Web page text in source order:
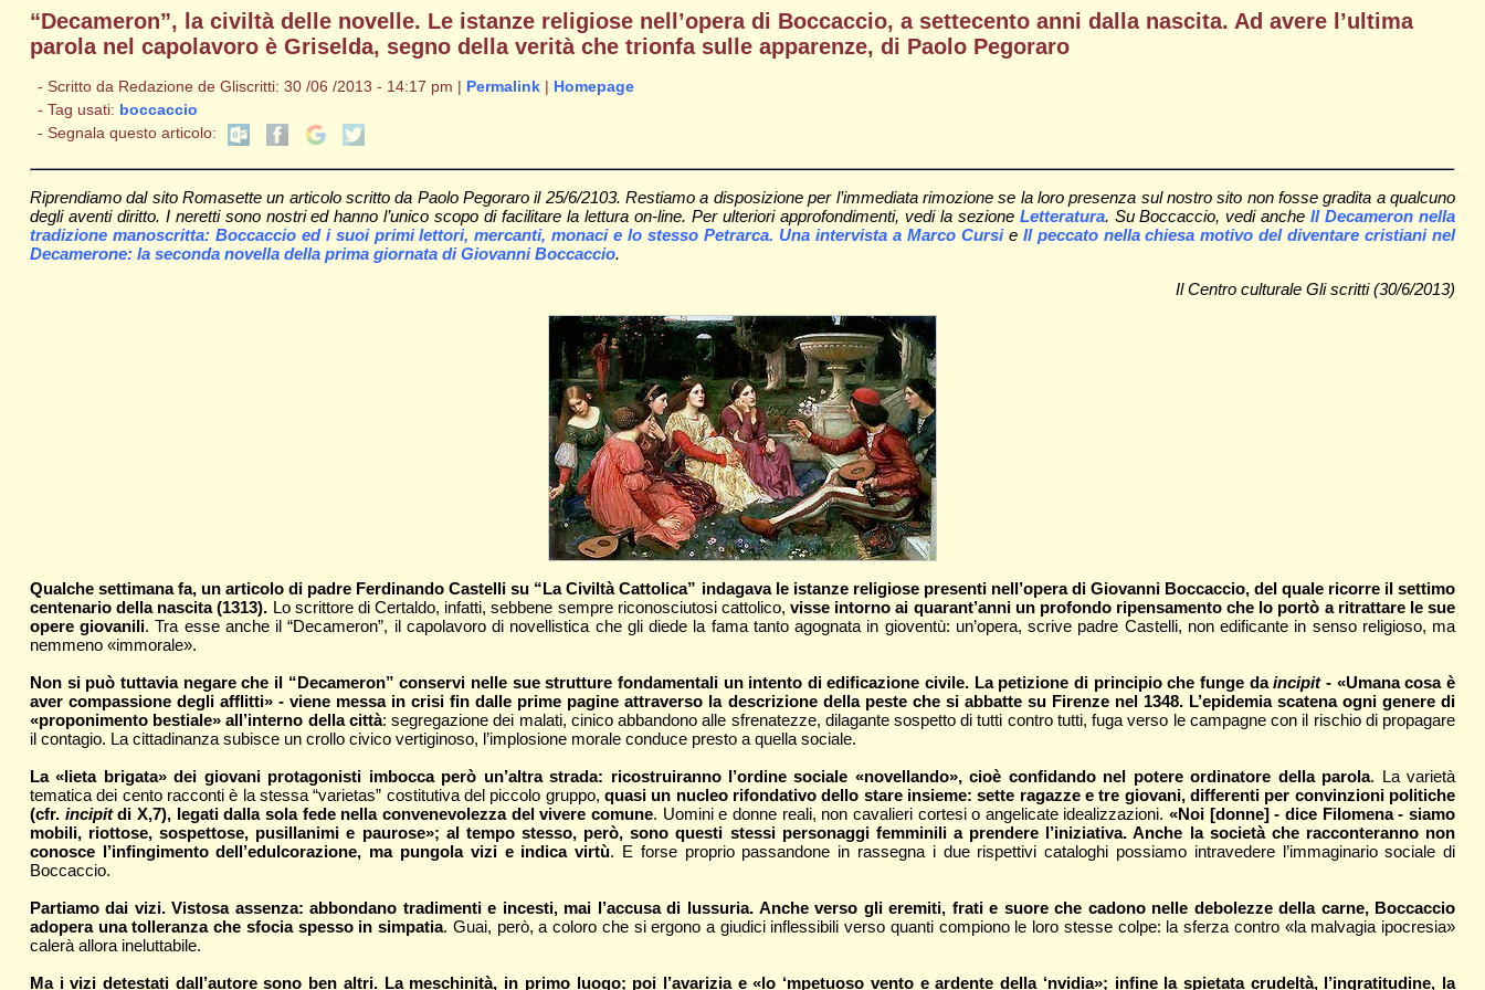
“Decameron”, la civiltà delle novelle. Le istanze religiose nell’opera di Boccaccio, a settecento anni dalla nascita. Ad avere l’ultima
parola nel capolavoro è Griselda, segno della verità che trionfa sulle apparenze, di Paolo Pegoraro
- Scritto da Redazione de Gliscritti: 30 /06 /2013 - 14:17 pm | Permalink| Homepage
- Tag usati: boccaccio
- Segnala questo articolo:
Riprendiamo dal sito Romasette un articolo scritto da Paolo Pegoraro il 25/6/2103. Restiamo a disposizione per l’immediata rimozione se la loro presenza sul nostro sito non fosse gradita a qualcuno
degli aventi diritto. I neretti sono nostri ed hanno l’unico scopo di facilitare la lettura on-line. Per ulteriori approfondimenti, vedi la sezione Letteratura. Su Boccaccio, vedi ancheIl Decameron nella
tradizione manoscritta: Boccaccio ed i suoi primi lettori, mercanti, monaci e lo stesso Petrarca. Una intervista a Marco Cursie Il peccato nella chiesa motivo del diventare cristiani nel
Decamerone: la seconda novella della prima giornata di Giovanni Boccaccio.
Il Centro culturale Gli scritti (30/6/2013)
Qualche settimana fa, un articolo di padre Ferdinando Castelli su “La Civiltà Cattolica” indagava le istanze religiose presenti nell’opera di Giovanni Boccaccio, del quale ricorre il settimo
centenario della nascita (1313). Lo scrittore di Certaldo, infatti, sebbene sempre riconosciutosi cattolico,visse intorno ai quarant’anni un profondo ripensamento che lo portò a ritrattare le sue
opere giovanili. Tra esse anche il “Decameron”, il capolavoro di novellistica che gli diede la fama tanto agognata in gioventù: un’opera, scrive padre Castelli, non edificante in senso religioso, ma
nemmeno «immorale».
Non si può tuttavia negare che il “Decameron” conservi nelle sue strutture fondamentali un intento di edificazione civile. La petizione di principio che funge daincipit- «Umana cosa è
aver compassione degli afflitti» - viene messa in crisi fin dalle prime pagine attraverso la descrizione della peste che si abbatte su Firenze nel 1348. L’epidemia scatena ogni genere di
«proponimento bestiale» all’interno della città: segregazione dei malati, cinico abbandono alle sfrenatezze, dilagante sospetto di tutti contro tutti, fuga verso le campagne con il rischio di propagare
il contagio. La cittadinanza subisce un crollo civico vertiginoso, l’implosione morale conduce presto a quella sociale.
La «lieta brigata» dei giovani protagonisti imbocca però un’altra strada: ricostruiranno l’ordine sociale «novellando», cioè confidando nel potere ordinatore della parola. La varietà
tematica dei cento racconti è la stessa “varietas” costitutiva del piccolo gruppo, quasi un nucleo rifondativo dello stare insieme: sette ragazze e tre giovani, differenti per convinzioni politiche
(cfr. incipitdi X,7), legati dalla sola fede nella convenevolezza del vivere comune. Uomini e donne reali, non cavalieri cortesi o angelicate idealizzazioni.«Noi [donne] - dice Filomena - siamo
mobili, riottose, sospettose, pusillanimi e paurose»; al tempo stesso, però, sono questi stessi personaggi femminili a prendere l’iniziativa. Anche la società che racconteranno non
conosce l’infingimento dell’edulcorazione, ma pungola vizi e indica virtù. E forse proprio passandone in rassegna i due rispettivi cataloghi possiamo intravedere l’immaginario sociale di
Boccaccio.
Partiamo dai vizi. Vistosa assenza: abbondano tradimenti e incesti, mai l’accusa di lussuria. Anche verso gli eremiti, frati e suore che cadono nelle debolezze della carne, Boccaccio
adopera una tolleranza che sfocia spesso in simpatia. Guai, però, a coloro che si ergono a giudici inflessibili verso quanti compiono le loro stesse colpe: la sferza contro «la malvagia ipocresia»
calerà allora ineluttabile.
Ma i vizi detestati dall’autore sono ben altri. La meschinità, in primo luogo; poi l’avarizia e «lo ‘mpetuoso vento e ardente della ‘nvidia»; infine la spietata crudeltà, l’ingratitudine, la